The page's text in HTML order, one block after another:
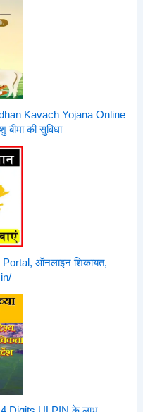
Kavach Yojana Online
की सुविधा
Portal, ऑनलाइन शिकायत,